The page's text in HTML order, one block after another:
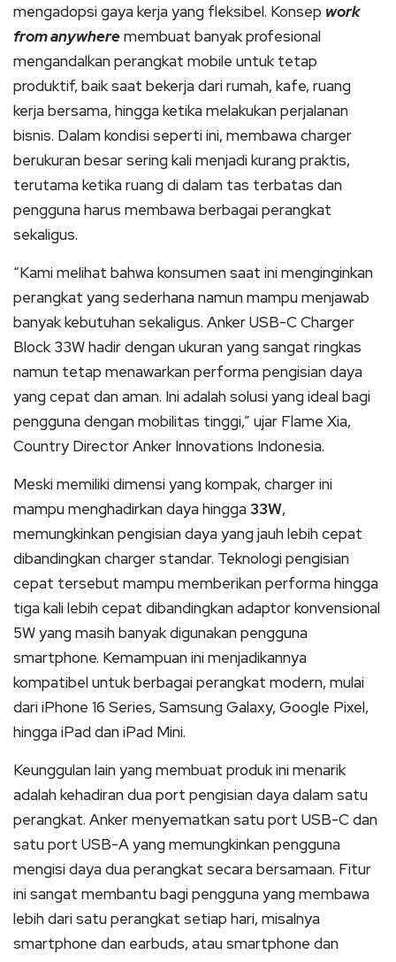
mengadopsi gaya kerja yang fleksibel. Konsep work
from anywheremembuat banyak profesional
mengandalkan perangkat mobile untuk tetap
produktif, baik saat bekerja dari rumah, kafe, ruang
kerja bersama, hingga ketika melakukan perjalanan
bisnis. Dalam kondisi seperti ini, membawa charger
berukuran besar sering kali menjadi kurang praktis,
terutama ketika ruang di dalam tas terbatas dan
pengguna harus membawa berbagai perangkat
sekaligus.
“Kami melihat bahwa konsumen saat ini menginginkan
perangkat yang sederhana namun mampu menjawab
banyak kebutuhan sekaligus. Anker USB-C Charger
Block 33W hadir dengan ukuran yang sangat ringkas
namun tetap menawarkan performa pengisian daya
yang cepat dan aman. Ini adalah solusi yang ideal bagi
pengguna dengan mobilitas tinggi,” ujar Flame Xia,
Country Director Anker Innovations Indonesia.
Meski memiliki dimensi yang kompak, charger ini
mampu menghadirkan daya hingga33W,
memungkinkan pengisian daya yang jauh lebih cepat
dibandingkan charger standar. Teknologi pengisian
cepat tersebut mampu memberikan performa hingga
tiga kali lebih cepat dibandingkan adaptor konvensional
5W yang masih banyak digunakan pengguna
smartphone. Kemampuan ini menjadikannya
kompatibel untuk berbagai perangkat modern, mulai
dari iPhone 16 Series, Samsung Galaxy, Google Pixel,
hingga iPad dan iPad Mini.
Keunggulan lain yang membuat produk ini menarik
adalah kehadiran dua port pengisian daya dalam satu
perangkat. Anker menyematkan satu port USB-C dan
satu port USB-A yang memungkinkan pengguna
mengisi daya dua perangkat secara bersamaan. Fitur
ini sangat membantu bagi pengguna yang membawa
lebih dari satu perangkat setiap hari, misalnya
smartphone dan earbuds, atau smartphone dan